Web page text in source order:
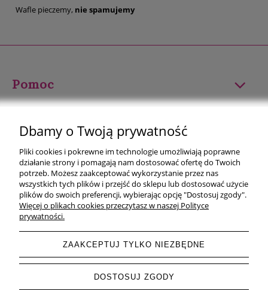
Wafle pieczemy, nie spamujemy
Pomoc
Płatności i dostawa
Informacje
O nas
pokaż pełną wersję strony
Dbamy o Twoją prywatność
Pliki cookies i pokrewne im technologie umożliwiają poprawne
działanie strony i pomagają nam dostosować ofertę do Twoich
potrzeb. Możesz zaakceptować wykorzystanie przez nas
wszystkich tych plików i przejść do sklepu lub dostosować użycie
plików do swoich preferencji, wybierając opcję "Dostosuj zgody".
Więcej o plikach cookies przeczytasz w naszej Polityce
prywatności.
ZAAKCEPTUJ TYLKO NIEZBĘDNE
DOSTOSUJ ZGODY